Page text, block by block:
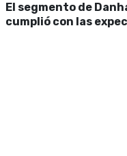
El segmento de
cumplió con las